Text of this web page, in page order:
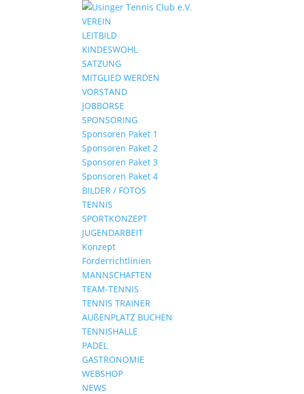
VEREIN
LEITBILD
KINDESWOHL
SATZUNG
MITGLIED WERDEN
VORSTAND
JOBBÖRSE
SPONSORING
Sponsoren Paket 1
Sponsoren Paket 2
Sponsoren Paket 3
Sponsoren Paket 4
BILDER / FOTOS
TENNIS
SPORTKONZEPT
JUGENDARBEIT
Konzept
Förderrichtlinien
MANNSCHAFTEN
TEAM-TENNIS
TENNIS TRAINER
AUßENPLATZ BUCHEN
TENNISHALLE
PADEL
GASTRONOMIE
WEBSHOP
NEWS